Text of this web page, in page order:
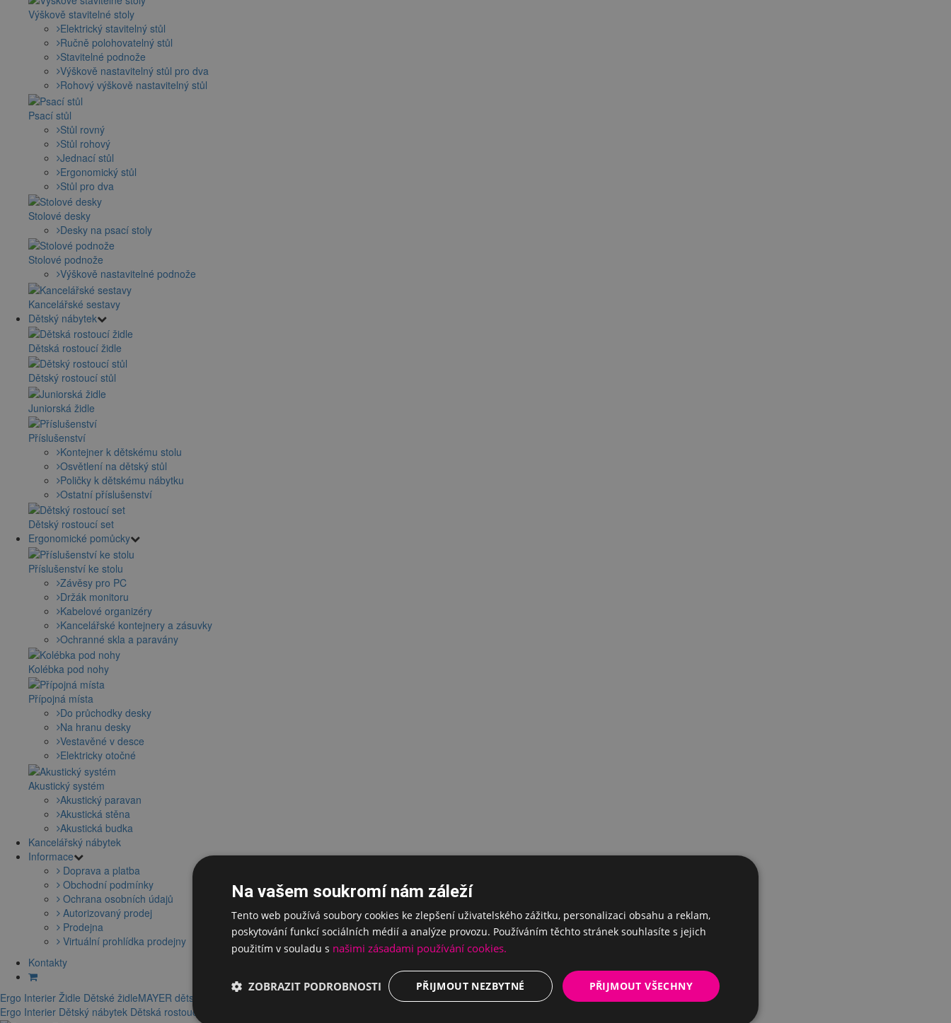
Výškově stavitelné stoly
Elektrický stavitelný stůl
Ručně polohovatelný stůl
Stavitelné podnože
Výškově nastavitelný stůl pro dva
Rohový výškově nastavitelný stůl
Psací stůl
Stůl rovný
Stůl rohový
Jednací stůl
Ergonomický stůl
Stůl pro dva
Stolové desky
Desky na psací stoly
Stolové podnože
Výškově nastavitelné podnože
Kancelářské sestavy
Dětský nábytek
Dětská rostoucí židle
Dětský rostoucí stůl
Juniorská židle
Příslušenství
Kontejner k dětskému stolu
Osvětlení na dětský stůl
Poličky k dětskému nábytku
Ostatní příslušenství
Dětský rostoucí set
Ergonomické pomůcky
Příslušenství ke stolu
Závěsy pro PC
Držák monitoru
Kabelové organizéry
Kancelářské kontejnery a zásuvky
Ochranné skla a paravány
Kolébka pod nohy
Přípojná místa
Do průchodky desky
Na hranu desky
Vestavěné v desce
Elektricky otočné
Akustický systém
Akustický paravan
Akustická stěna
Akustická budka
Kancelářský nábytek
Informace
Doprava a platba
Obchodní podmínky
Ochrana osobních údajů
Autorizovaný prodej
Prodejna
Virtuální prohlídka prodejny
Kontakty
Ergo Interier Židle Dětské židleMAYER dětská rostoucí židle MyChamp 30 463
Ergo Interier Dětský nábytek Dětská rostoucí židle
Na vašem soukromí nám záleží
Tento web používá soubory cookies ke zlepšení uživatelského zážitku, personalizaci obsahu a reklam,
poskytování funkcí sociálních médií a analýze provozu. Používáním těchto stránek souhlasíte s jejich
použitím v souladu s našimi zásadami používání cookies.
PŘIJMOUT VŠECHNY
PŘIJMOUT NEZBYTNÉ
ZOBRAZIT PODROBNOSTI